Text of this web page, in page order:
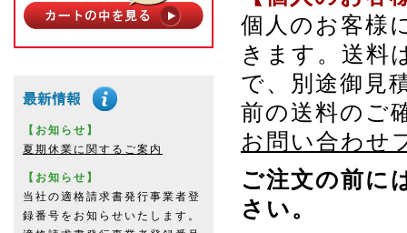
【お知らせ】
夏期休業に関するご案内
【お知らせ】
当社の適格請求書発行事業者登
録番号をお知らせいたします。
個人のお客様
きます。送料
で、別途御見
前の送料のご
お問い合わせ
ご注文の前に
さい。